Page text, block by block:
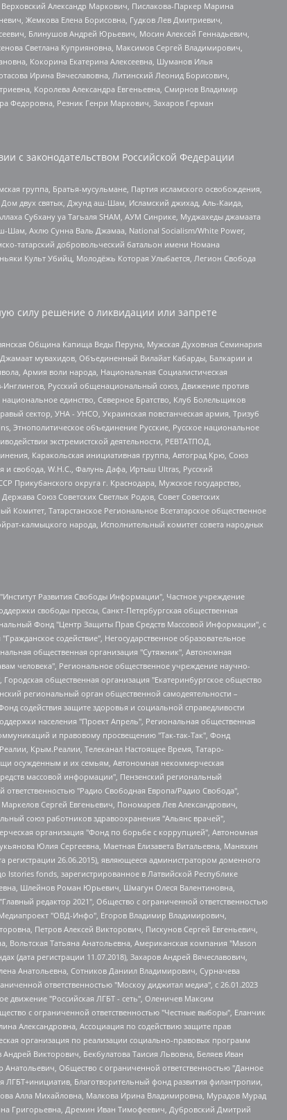
Александр Маркович, Пислакова-Паркер Марина
Жемкова Елена Борисовна, Гудков Лев Дмитриевич,
Блинушов Андрей Юрьевич, Мосин Алексей Геннадьевич,
Светлана Куприяновна, Максимов Сергей Владимирович,
Кокорина Екатерина Алексеевна, Шуманов Илья
Ирина Вячеславовна, Литинский Леонид Борисович,
Королева Александра Евгеньевна, Смирнов Владимир
Федоровна, Резник Генри Маркович, Захаров Герман
с законодательством Российской Федерации
группа, Братья-мусульмане, Партия исламского освобождения,
двух святых, Джунд аш-Шам, Исламский джихад, Аль-Каида,
Субхану уа Тагьаля SHAM, АУМ Синрике, Муджахеды джамаата
Шам, Ахлю Сунна Валь Джамаа, National Socialism/White Power,
татарский добровольческий батальон имени Номана
Культ Убийц, Молодёжь Которая Улыбается, Легион Свобода
силу решение о ликвидации или запрете
Община Капища Веды Перуна, Мужская Духовная Семинария
мувахидов, Объединенный Вилайат Кабарды, Балкарии и
Армия воли народа, Национальная Социалистическая
Инглингов, Русский общенациональный союз, Движение против
единство, Северное Братство, Клуб Болельщиков
сектор, УНА - УНСО, Украинская повстанческая армия, Тризуб
Этнополитическое объединение Русские, Русское национальное
экстремистской деятельности, РЕВТАТПОД,
Каракольская инициативная группа, Автоград Крю, Союз
и свобода, W.H.С., Фалунь Дафа, Иртыш Ultras, Русский
округа г. Краснодара, Мужское государство,
Союз Советских Светлых Родов, Совет Советских
Татарстанское Региональное Всетатарское общественное
калмыцкого народа, Исполнительный комитет совета народных
с ограниченной ответственностью "Данное сообщение", Общество с ограниченной ответственностью Издательский дом "Новая глава", Айнбиндер Александра Александровна, Московский комьюнити-центр для ЛГБТ+инициатив, Благотворительный фонд развития филантропии, Deutsche Welle (Германия, Kurt-Schumacher-Strasse 3, 53113 Bonn), Борзунова Мария Михайловна, Воробьев Виктор Викторович, Голубева Анна Львовна, Константинова Алла Михайловна, Малкова Ирина Владимировна, Мурадов Мурад Абдулгалимович, Осетинская Елизавета Николаевна, Понасенков Евгений Николаевич, Ганапольский Матвей Юрьевич, Киселев Евгений Алексеевич, Борухович Ирина Григорьевна, Дремин Иван Тимофеевич, Дубровский Дмитрий Викторович, Красноярская региональная общественная организация поддержки и развития альтернативных образовательных технологий и межкультурных коммуникаций "ИНТЕРРА", Маяковская Екатерина Алексеевна, Фейгин Марк Захарович, Филимонов Андрей Викторович, Дзугкоева Регина Николаевна, Доброхотов Роман Александрович, Дудь Юрий Александрович, Елкин Сергей Владимирович, Кругликов Кирилл Игоревич, Сабунаева Мария Леонидовна, Семенов Алексей Владимирович, Шаинян Карен Багратович, Шульман Екатерина Михайловна, Асафьев Артур Валерьевич, Вахштайн Виктор Семенович, Венедиктов Алексей Алексеевич, Лушникова Екатерина Евгеньевна, Волков Леонид Михайлович, Невзоров Александр Глебович, Пархоменко Сергей Борисович, Сироткин Ярослав Николаевич, Кара-Мурза Владимир Владимирович, Баранова Наталья Владимировна, Гозман Леонид Яковлевич, Кагарлицкий Борис Юльевич, Климарев Михаил Валерьевич, Милов Владимир Станиславович, Автономная некоммерческая организация Краснодарский центр современного искусства "Типография", Моргенштерн Алишер Тагирович, Соболь Любовь Эдуардовна, Общество с ограниченной ответственностью "ЛИЗА НОРМ", Каспаров Гарри Кимович, Ходорковский Михаил Борисович, Общество с ограниченной ответственностью "Апрельские тезисы", Данилович Ирина Брониславовна, Кашин Олег Владимирович, Петров Николай Владимирович, Пивоваров Алексей Владимирович, Соколов Михаил Владимирович, Цветкова Юлия Владимировна, Чичваркин Евгений Александрович, Комитет против пыток/Команда против пыток, Общество с ограниченной ответственностью "Первый научный", Общество с ограниченной ответственностью "Вертолет и ко", Белоцерковская Вероника Борисовна, Кац Максим Евгеньевич, Лазарева Татьяна Юрьевна, Шаведдинов Руслан Табризович, Яшин Илья Валерьевич, Общество с ограниченной ответственностью "Иноагент ААВ", Алешковский Дмитрий Петрович, Альбац Евгения Марковна, Быков Дмитрий Львович, Галямина Юлия Евгеньевна, Лойко Сергей Леонидович, Мартынов Кирилл Константинович, Медведев Сергей Александрович, Крашенинников Федор Геннадиевич, Гордеева Катерина Вл